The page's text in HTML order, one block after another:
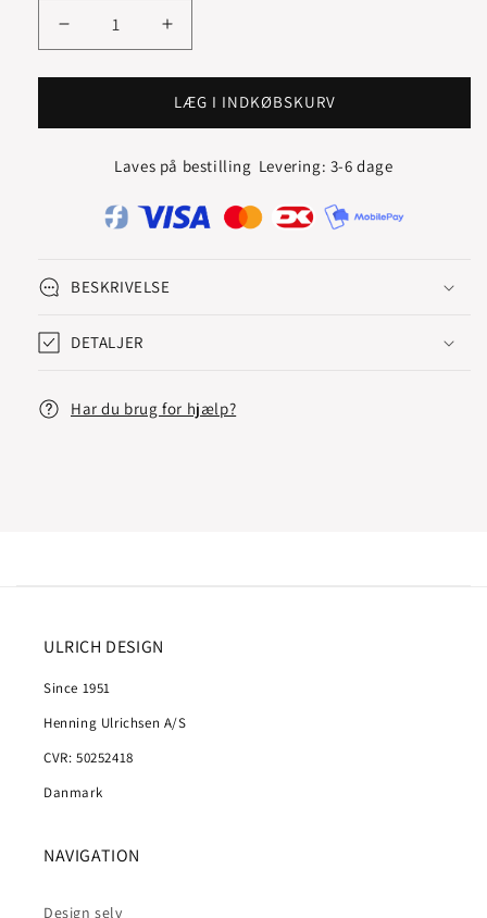
Reducer
antallet
for
SOLITAIRE
Øg
antallet
for
QUARTUS
SOLITAIRE
LÆG I INDKØBSKURV
Laves på bestilling Levering: 3-6 dage
BESKRIVELSE
DETALJER
Har du brug for hjælp?
ULRICH DESIGN
Since 1951
Henning Ulrichsen A/S
CVR: 50252418
Danmark
NAVIGATION
Design selv